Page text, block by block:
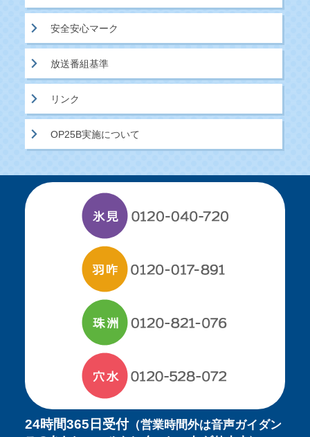
安全安心マーク
放送番組基準
リンク
OP25B実施について
24時間365日受付（営業時間外は音声ガイダン